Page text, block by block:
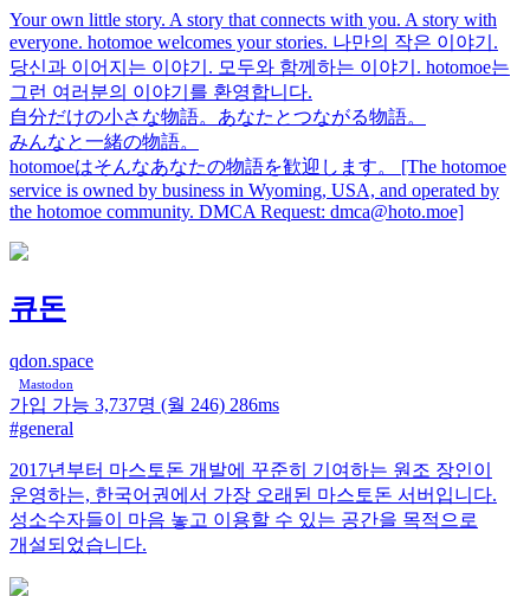
Your own little story. A story that connects with you. A story with
everyone. hotomoe welcomes your stories. 나만의 작은 이야기.
당신과 이어지는 이야기. 모두와 함께하는 이야기. hotomoe는
그런 여러분의 이야기를 환영합니다.
自分だけの小さな物語。あなたとつながる物語。
みんなと一緒の物語。
hotomoeはそんなあなたの物語を歓迎します。 [The hotomoe
service is owned by business in Wyoming, USA, and operated by
the hotomoe community. DMCA Request: dmca@hoto.moe]
큐돈
qdon.space
Mastodon
가입 가능 3,737명 (월 246) 286ms
#general
2017년부터 마스토돈 개발에 꾸준히 기여하는 원조 장인이
운영하는, 한국어권에서 가장 오래된 마스토돈 서버입니다.
성소수자들이 마음 놓고 이용할 수 있는 공간을 목적으로
개설되었습니다.